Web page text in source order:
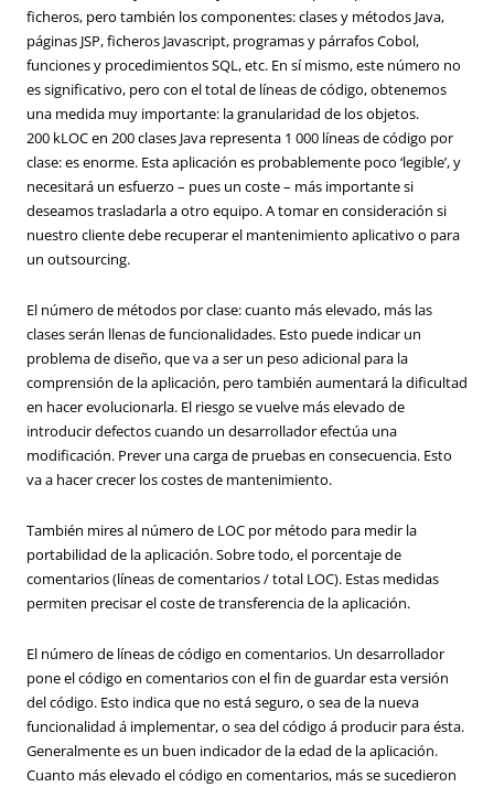
ficheros, pero también los componentes: clases y métodos Java,
páginas JSP, ficheros Javascript, programas y párrafos Cobol,
funciones y procedimientos SQL, etc. En sí mismo, este número no
es significativo, pero con el total de líneas de código, obtenemos
una medida muy importante: la granularidad de los objetos.
200 kLOC en 200 clases Java representa 1 000 líneas de código por
clase: es enorme. Esta aplicación es probablemente poco ‘legible’, y
necesitará un esfuerzo – pues un coste – más importante si
deseamos trasladarla a otro equipo. A tomar en consideración si
nuestro cliente debe recuperar el mantenimiento aplicativo o para
un outsourcing.
El número de métodos por clase: cuanto más elevado, más las
clases serán llenas de funcionalidades. Esto puede indicar un
problema de diseño, que va a ser un peso adicional para la
comprensión de la aplicación, pero también aumentará la dificultad
en hacer evolucionarla. El riesgo se vuelve más elevado de
introducir defectos cuando un desarrollador efectúa una
modificación. Prever una carga de pruebas en consecuencia. Esto
va a hacer crecer los costes de mantenimiento.
También mires al número de LOC por método para medir la
portabilidad de la aplicación. Sobre todo, el porcentaje de
comentarios (líneas de comentarios / total LOC). Estas medidas
permiten precisar el coste de transferencia de la aplicación.
El número de líneas de código en comentarios. Un desarrollador
pone el código en comentarios con el fin de guardar esta versión
del código. Esto indica que no está seguro, o sea de la nueva
funcionalidad á implementar, o sea del código á producir para ésta.
Generalmente es un buen indicador de la edad de la aplicación.
Cuanto más elevado el código en comentarios, más se sucedieron